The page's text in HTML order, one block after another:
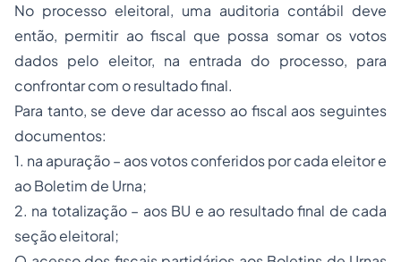
No processo eleitoral, uma auditoria contábil deve
então, permitir ao fiscal que possa somar os votos
dados pelo eleitor, na entrada do processo, para
confrontar com o resultado final.
Para tanto, se deve dar acesso ao fiscal aos seguintes
documentos:
1. na apuração – aos votos conferidos por cada eleitor e
ao Boletim de Urna;
2. na totalização – aos BU e ao resultado final de cada
seção eleitoral;